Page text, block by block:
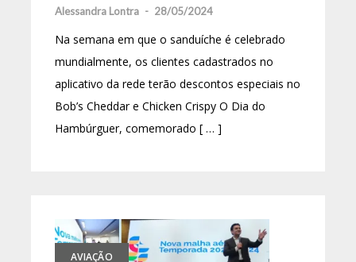
Alessandra Lontra - 28/05/2024
Na semana em que o sanduíche é celebrado
mundialmente, os clientes cadastrados no
aplicativo da rede terão descontos especiais no
Bob’s Cheddar e Chicken Crispy O Dia do
Hambúrguer, comemorado [ … ]
AVIAÇÃO